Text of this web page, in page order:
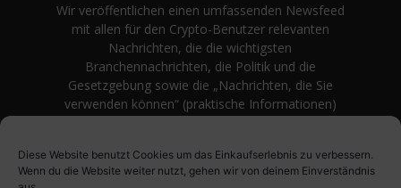
Diese Website benutzt Cookies um das Einkaufserlebnis zu verbessern.
Wenn du die Website weiter nutzt, gehen wir von deinem Einverständnis
Wir veröffentlichen einen umfassenden Newsfeed
mit allen für den Crypto-Benutzer relevanten
Nachrichten, die die wichtigsten
Branchennachrichten, die Politik und die
Gesetzgebung sowie die „Nachrichten, die Sie
verwenden können“ (praktische Informationen)
Meinungen rund um Kryptowährung. Einfache
Logik und Beispiele aus der Praxis werden vor